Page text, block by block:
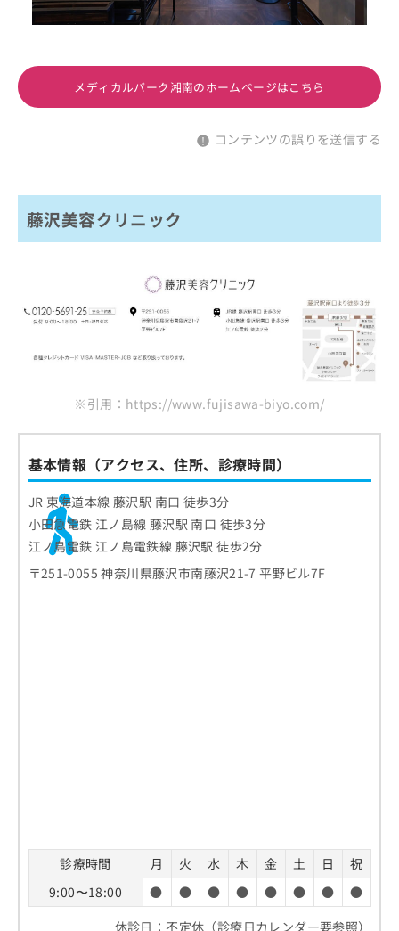
メディカルパーク湘南のホームページはこちら
コンテンツの誤りを送信する
藤沢美容クリニック
※引用：https://www.fujisawa-biyo.com/
基本情報（アクセス、住所、診療時間）
JR 東海道本線 藤沢駅 南口 徒歩3分
小田急電鉄 江ノ島線 藤沢駅 南口 徒歩3分
江ノ島電鉄 江ノ島電鉄線 藤沢駅 徒歩2分
〒251-0055 神奈川県藤沢市南藤沢21-7 平野ビル7F
診療時間 月 火 水 木 金 土 日
祝
9:00〜18:00
● ● ● ● ● ● ●
●
休診日：不定休（診療日カレンダー要参照）